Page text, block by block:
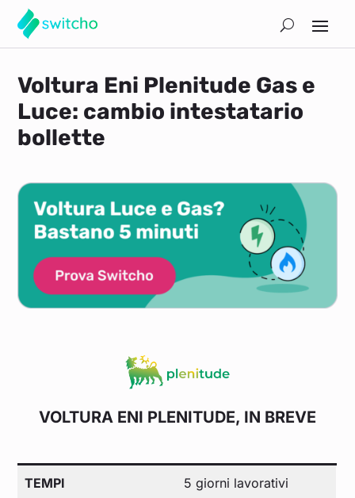
Voltura Eni Plenitude Gas e
Luce: cambio intestatario
bollette
VOLTURA ENI PLENITUDE, IN BREVE
TEMPI 5 giorni lavorativi